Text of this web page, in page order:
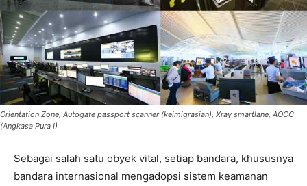
Orientation Zone, Autogate passport scanner (keimigrasian), Xray smartlane, AOCC
(Angkasa Pura I)
Sebagai salah satu obyek vital, setiap bandara, khususnya
bandara internasional mengadopsi sistem keamanan